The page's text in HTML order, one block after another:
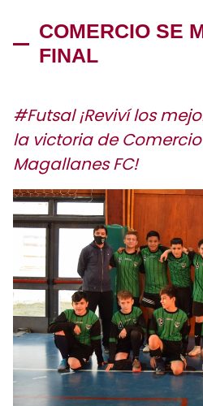
COMERCIO SE
FINAL
#Futsal ¡Reviví los
la victoria de
Magallanes FC!